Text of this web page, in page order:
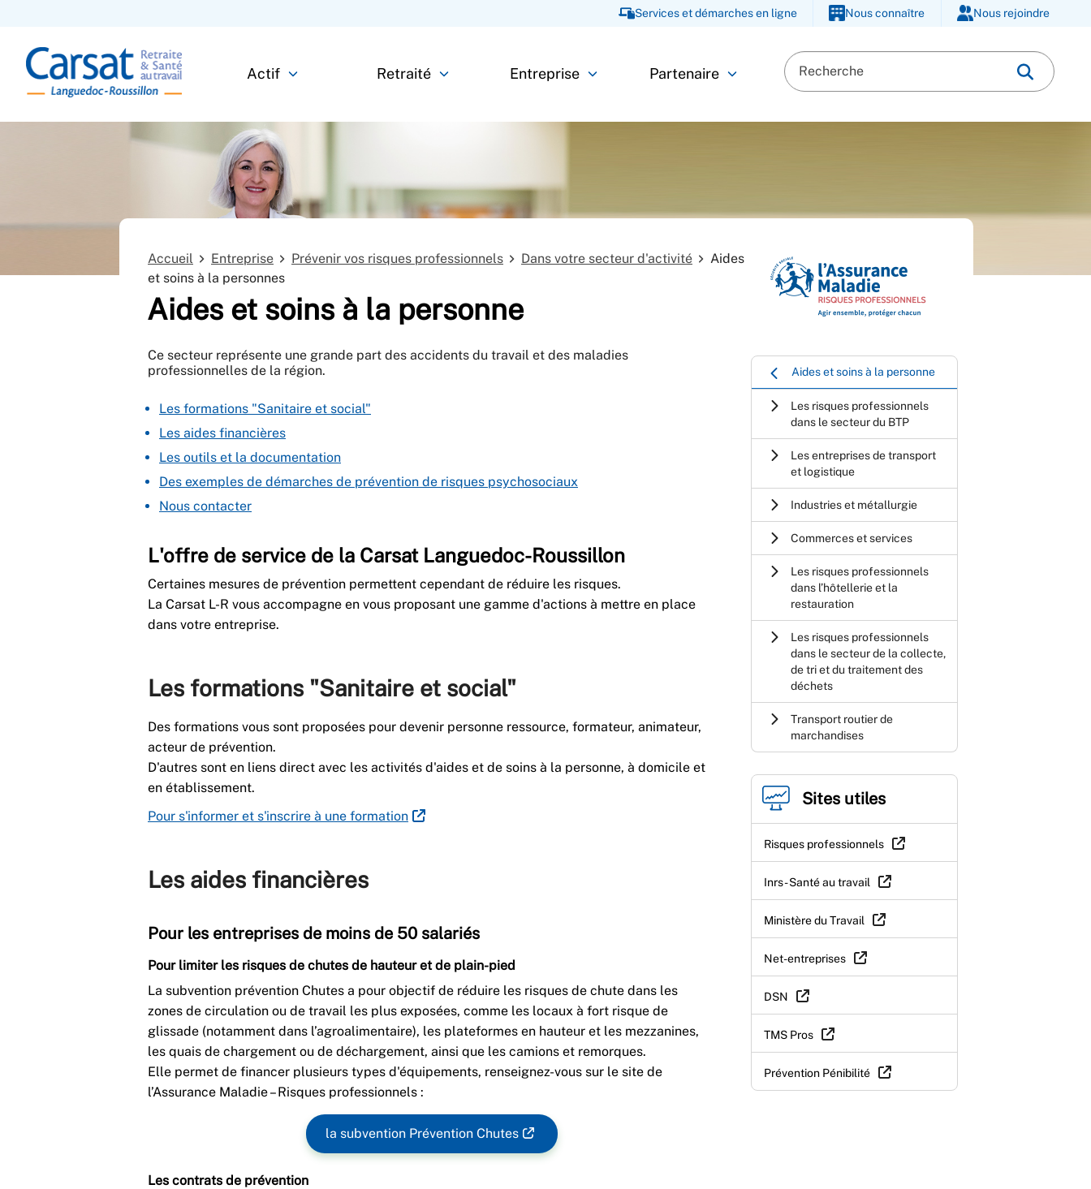
Services et démarches en ligne Nous connaître Nous rejoindre
Actif Retraité Entreprise Partenaire
Accueil Entreprise Prévenir vos risques professionnels Dans votre secteur d'activité
Aides
et soins à la personnes
Aides et soins à la personne
Ce secteur représente une grande part des accidents du travail et des maladies
professionnelles de la région.
Les formations "Sanitaire et social"
Les aides financières
Les outils et la documentation
Des exemples de démarches de prévention de risques psychosociaux
Nous contacter
L'offre de service de la Carsat Languedoc-Roussillon
Certaines mesures de prévention permettent cependant de réduire les risques.
La Carsat L-R vous accompagne en vous proposant une gamme d'actions à mettre en place
dans votre entreprise.
Les formations "Sanitaire et social"
Des formations vous sont proposées pour devenir personne ressource, formateur, animateur,
acteur de prévention.
D'autres sont en liens direct avec les activités d'aides et de soins à la personne, à domicile et
en établissement.
Pour s'informer et s'inscrire à une formation
Les aides financières
Pour les entreprises de moins de 50 salariés
Pour limiter les risques de chutes de hauteur et de plain-pied
La subvention prévention Chutes a pour objectif de réduire les risques de chute dans les
zones de circulation ou de travail les plus exposées, comme les locaux à fort risque de
glissade (notamment dans l’agroalimentaire), les plateformes en hauteur et les mezzanines,
les quais de chargement ou de déchargement, ainsi que les camions et remorques.
Elle permet de financer plusieurs types d'équipements, renseignez-vous sur le site de
l’Assurance Maladie – Risques professionnels :
la subvention Prévention Chutes
Les contrats de prévention
Aides et soins à la personne
Les risques professionnels
dans le secteur du BTP
Les entreprises de transport
et logistique
Industries et métallurgie
Commerces et services
Les risques professionnels
dans l’hôtellerie et la
restauration
Les risques professionnels
dans le secteur de la collecte,
de tri et du traitement des
déchets
Transport routier de
marchandises
Sites utiles
Risques professionnels
Inrs - Santé au travail
Ministère du Travail
Net-entreprises
DSN
TMS Pros
Prévention Pénibilité